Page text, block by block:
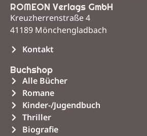
ROMEON Verlags GmbH
Kreuzherrenstraße 4
41189 Mönchengladbach
Kontakt
Buchshop
Alle Bücher
Romane
Kinder-/Jugendbuch
Thriller
Biografie